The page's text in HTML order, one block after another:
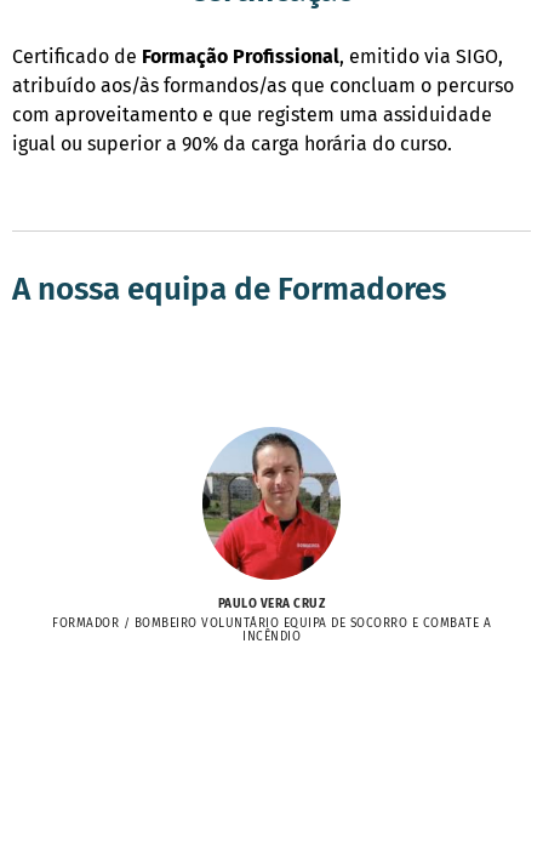
Certificado de Formação Profissional, emitido via SIGO,
atribuído aos/às formandos/as que concluam o percurso
com aproveitamento e que registem uma assiduidade
igual ou superior a 90% da carga horária do curso.
A nossa equipa de Formadores
PAULO VERA CRUZ
FORMADOR / BOMBEIRO VOLUNTÁRIO EQUIPA DE SOCORRO E COMBATE A
INCÊNDIO